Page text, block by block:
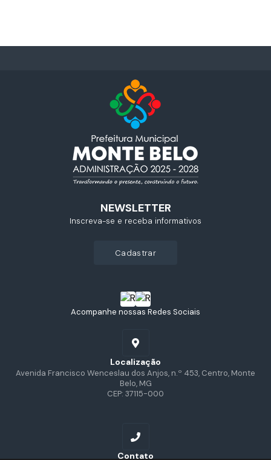
Acompanhe nossas Redes Sociais
Localização
Avenida Francisco Wenceslau dos Anjos, n.º 453, Centro, Monte
Belo, MG
CEP: 37115-000
Contato
NEWSLETTER
Inscreva-se e receba informativos
cadastrar